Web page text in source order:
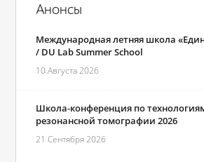
Анонсы
Международная летняя школа
/ DU Lab Summer School
10 Августа 2026
Школа-конференция по
резонансной томографии 2026
21 Сентября 2026